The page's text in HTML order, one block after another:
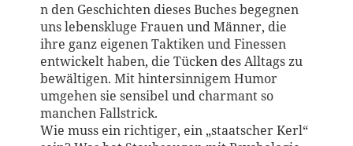
n den Geschichten dieses Buches begegnen
uns lebenskluge Frauen und Männer, die
ihre ganz eigenen Taktiken und Finessen
entwickelt haben, die Tücken des Alltags zu
bewältigen. Mit hintersinnigem Humor
umgehen sie sensibel und charmant so
manchen Fallstrick.
Wie muss ein richtiger, ein „staatscher Kerl“